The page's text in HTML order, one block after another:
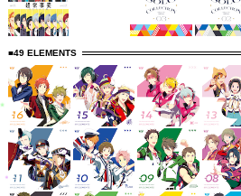
■49 ELEMENTS